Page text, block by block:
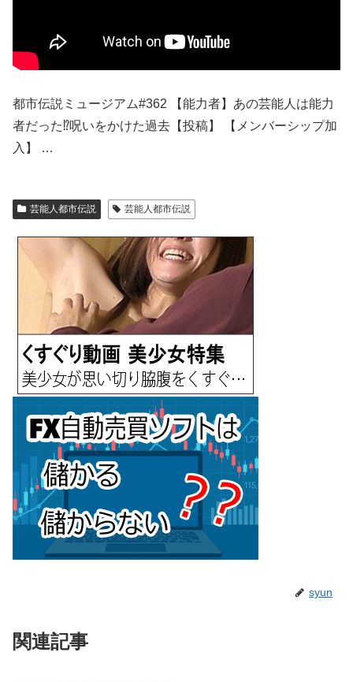
都市伝説ミュージアム#362 【能力者】あの芸能人は能力
者だった⁉︎呪いをかけた過去【投稿】 【メンバーシップ加
入】 …
芸能人都市伝説 芸能人都市伝説
syun
関連記事